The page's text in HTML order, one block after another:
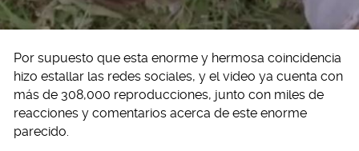
Por supuesto que esta enorme y hermosa coincidencia
hizo estallar las redes sociales, y el video ya cuenta con
más de 308,000 reproducciones, junto con miles de
reacciones y comentarios acerca de este enorme
parecido.